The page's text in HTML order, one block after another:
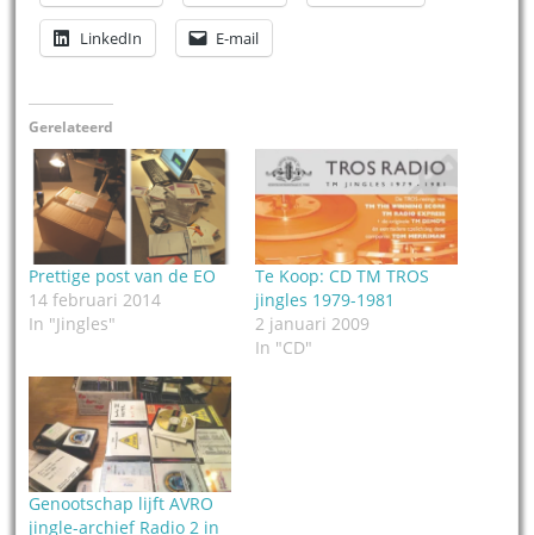
LinkedIn E-mail
Gerelateerd
Prettige post van de EO
14 februari 2014
In "Jingles"
Te Koop: CD TM TROS
jingles 1979-1981
2 januari 2009
In "CD"
Genootschap lijft AVRO
jingle-archief Radio 2 in